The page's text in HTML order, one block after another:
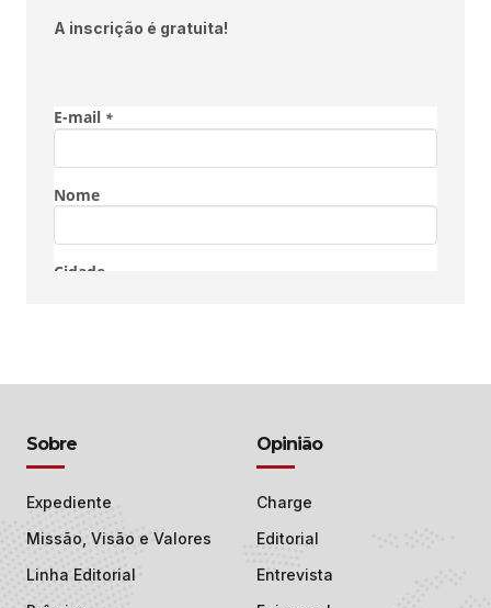
A inscrição é gratuita!
Sobre
Expediente
Missão, Visão e Valores
Linha Editorial
Opinião
Charge
Editorial
Entrevista